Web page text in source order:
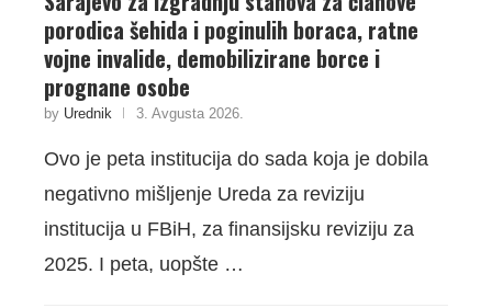
porodica šehida i poginulih boraca, ratne
vojne invalide, demobilizirane borce i
prognane osobe
by Urednik 3. Avgusta 2026.
Ovo je peta institucija do sada koja je dobila
negativno mišljenje Ureda za reviziju
institucija u FBiH, za finansijsku reviziju za
2025. I peta, uopšte …